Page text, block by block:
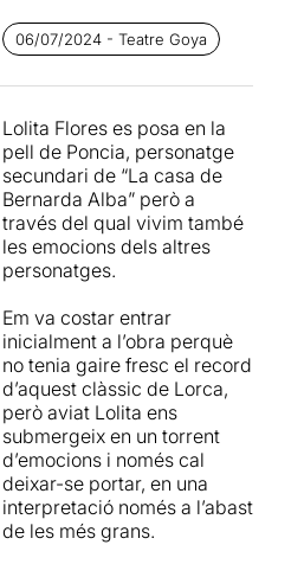
carrera. En el cinema, el
punt d’inflexió va ser la
pel·lículaRencor, però potser
més ha pogut exhibir les
seves dots interpretatives
durant més temps. En el
2005 va debutar amb
en el trópico, que va resultar
un gran èxit, i després
vindrienDon Juan Tenorio
plaza del diamante
significaria un punt i a part
en la seva carrera i la carta
de presentació més
important davant del públic
català. A partir d’allà ha anat
alternant comèdies on ella
era el reclam més important
amb drames clàssics, com
araFedrao aquesta
06/07/2024 - Teatre Goya
Lolita Flores es posa en la
pell de Poncia, personatge
secundari de “La casa de
Bernarda Alba” però a
través del qual vivim també
les emocions dels altres
personatges.
Em va costar entrar
inicialment a l’obra perquè
no tenia gaire fresc el record
d’aquest clàssic de Lorca,
però aviat Lolita ens
submergeix en un torrent
d’emocions i només cal
deixar-se portar, en una
interpretació només a l’abast
de les més grans.